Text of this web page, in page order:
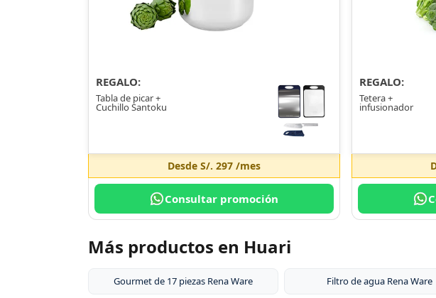
REGALO:
Tabla de picar +
Cuchillo Santoku
Desde S/. 297/mes
Consultar promoción
REGALO:
Tetera +
infusionador
Más productos en Huari
Gourmet de 17 piezas Rena Ware Filtro de agua Rena Ware